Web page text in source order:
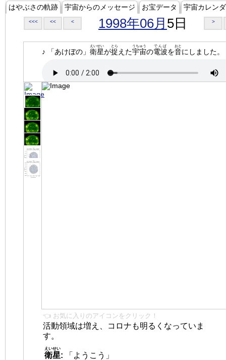
はやぶさの軌跡 宇宙からのメッセージ お宝データ 宇宙カレン
<<< << < 1998年06月 5日 >
♪ 「あけぼの」 衛星
えいせい
が捉
とら
えた宇宙
うちゅう
の電波
でんぱ
を音
おと
にしました。
👈 お気に入りのアイコンをクリック！
活動領域は増え、コロナも明るくなっていま
す。
衛星
えいせい
:
「ようこう」